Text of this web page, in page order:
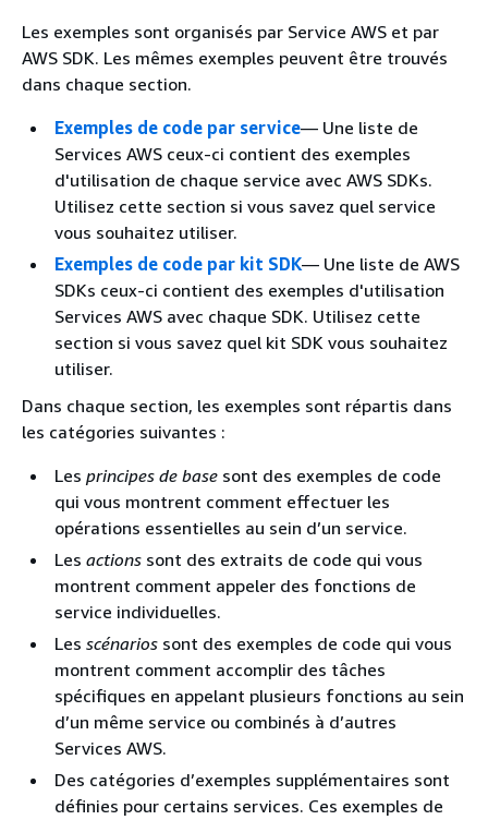
Les exemples sont organisés par Service AWS et par
AWS SDK. Les mêmes exemples peuvent être trouvés
dans chaque section.
Exemples de code par service— Une liste de
Services AWS ceux-ci contient des exemples
d'utilisation de chaque service avec AWS SDKs.
Utilisez cette section si vous savez quel service
vous souhaitez utiliser.
Exemples de code par kit SDK— Une liste de AWS
SDKs ceux-ci contient des exemples d'utilisation
Services AWS avec chaque SDK. Utilisez cette
section si vous savez quel kit SDK vous souhaitez
utiliser.
Dans chaque section, les exemples sont répartis dans
les catégories suivantes :
Les principes de base sont des exemples de code
qui vous montrent comment effectuer les
opérations essentielles au sein d’un service.
Les actions sont des extraits de code qui vous
montrent comment appeler des fonctions de
service individuelles.
Les scénarios sont des exemples de code qui vous
montrent comment accomplir des tâches
spécifiques en appelant plusieurs fonctions au sein
d’un même service ou combinés à d’autres
Services AWS.
Des catégories d’exemples supplémentaires sont
définies pour certains services. Ces exemples de